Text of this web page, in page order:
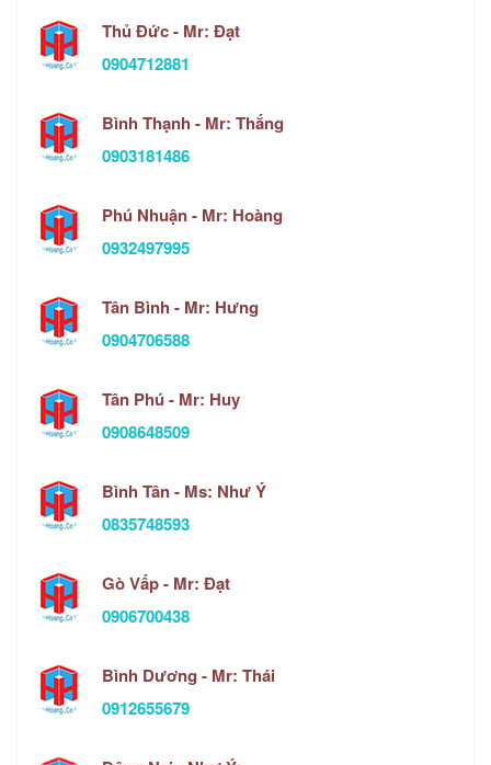
Thủ Đức - Mr: Đạt
0904712881
Bình Thạnh - Mr: Thắng
0903181486
Phú Nhuận - Mr: Hoàng
0932497995
Tân Bình - Mr: Hưng
0904706588
Tân Phú - Mr: Huy
0908648509
Bình Tân - Ms: Như Ý
0835748593
Gò Vấp - Mr: Đạt
0906700438
Bình Dương - Mr: Thái
0912655679